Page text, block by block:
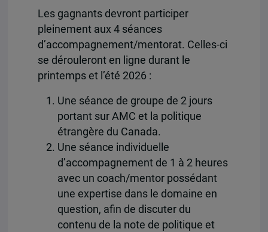
Les gagnants devront participer
pleinement aux 4 séances
d’accompagnement/mentorat. Celles-ci
se dérouleront en ligne durant le
printemps et l’été 2026 :
Une séance de groupe de 2 jours
portant sur AMC et la politique
étrangère du Canada.
Une séance individuelle
d’accompagnement de 1 à 2 heures
avec un coach/mentor possédant
une expertise dans le domaine en
question, afin de discuter du
contenu de la note de politique et